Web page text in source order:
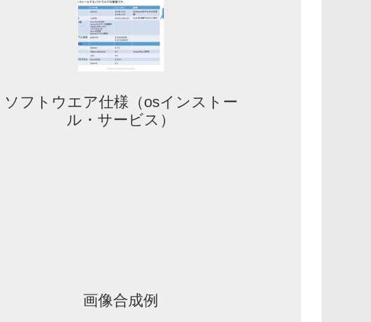
ソフトウエア仕様（osインストー
ル・サービス）
画像合成例